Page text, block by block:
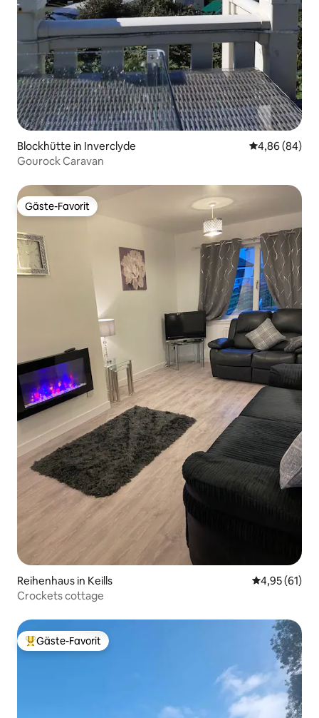
Blockhütte in Inverclyde
4,86 (84)
Gourock Caravan
Gäste-Favorit
Gäste-Favorit
Reihenhaus in Keills
4,95 (61)
Crockets cottage
Beliebter Gäste-Favorit.
Gäste-Favorit